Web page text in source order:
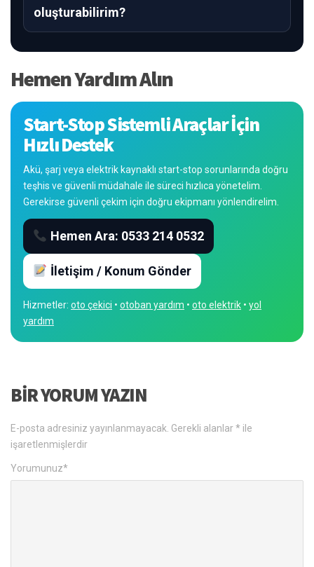
oluşturabilirim?
Hemen Yardım Alın
Start-Stop Sistemli Araçlar İçin
Hızlı Destek
Akü, şarj veya elektrik kaynaklı start-stop sorunlarında doğru
teşhis ve güvenli müdahale ile süreci hızlıca yönetelim.
Gerekirse güvenli çekim için doğru ekipmanı yönlendirelim.
Hemen Ara: 0533 214 0532
İletişim / Konum Gönder
Hizmetler: oto çekici • otoban yardım • oto elektrik • yol
yardım
BIR YORUM YAZIN
E-posta adresiniz yayınlanmayacak. Gerekli alanlar* ile
işaretlenmişlerdir
Yorumunuz*